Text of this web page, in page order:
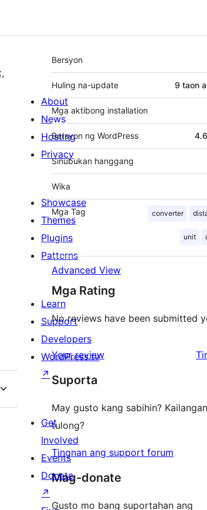
Meta
Bersyon
Huling na-update 9 taon
Mga aktibong installation
Bersyon ng WordPress
Sinubukan hanggang
Wika
Mga Tag converter
unit
Advanced View
Mga Rating
No reviews have been submitted
Your review
Suporta
May gusto kang sabihin?
tulong?
Tingnan ang support forum
Mag-donate
Gusto mo bang suportahan ang
About
News
Hosting
Privacy
Showcase
Themes
Plugins
Patterns
Learn
Support
Developers
WordPress.tv
↗
Get
Involved
Events
Donate
↗